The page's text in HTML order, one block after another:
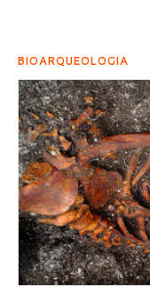
BIOARQUEOLOGIA